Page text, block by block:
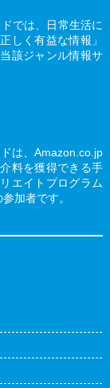
では、日常生活に
しく有益な情報」
該ジャンル情報サ
は、Amazon.co.jp
料を獲得できる手
エイトプログラム
加者です。